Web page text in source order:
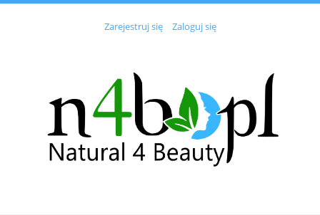
Zarejestruj się Zaloguj się